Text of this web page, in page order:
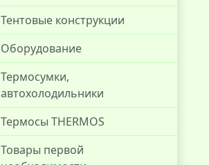
Тентовые конструкции
Оборудование
Термосумки,
автохолодильники
Термосы THERMOS
Товары первой